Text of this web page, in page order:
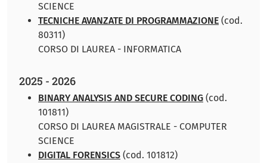
SCIENCE
TECNICHE AVANZATE DI PROGRAMMAZIONE (cod.
80311)
CORSO DI LAUREA - INFORMATICA
2025 - 2026
BINARY ANALYSIS AND SECURE CODING (cod.
101811)
CORSO DI LAUREA MAGISTRALE - COMPUTER
SCIENCE
DIGITAL FORENSICS (cod. 101812)